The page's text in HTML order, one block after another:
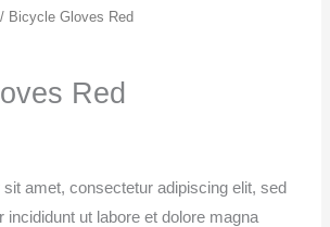
/ Bicycle Gloves Red
Red
sit amet, consectetur adipiscing elit, sed
incididunt ut labore et dolore magna